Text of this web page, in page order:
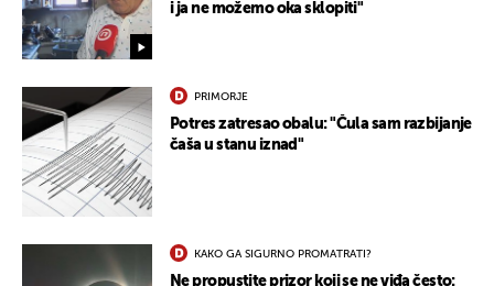
i ja ne možemo oka sklopiti"
PRIMORJE
Potres zatresao obalu: "Čula sam razbijanje
čaša u stanu iznad"
KAKO GA SIGURNO PROMATRATI?
Ne propustite prizor koji se ne viđa često: